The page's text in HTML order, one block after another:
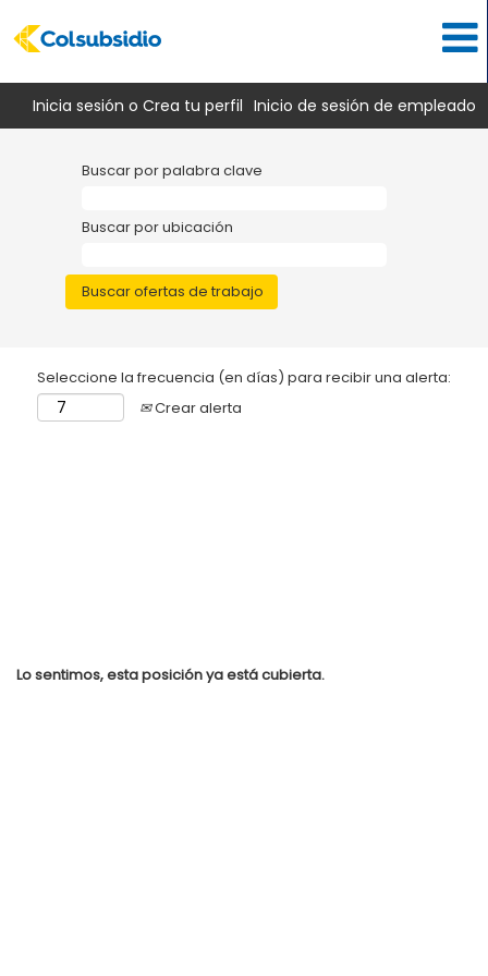
Inicia sesión o Crea tu perfil Inicio de sesión de empleado
Buscar por palabra clave
Buscar por ubicación
Seleccione la frecuencia (en días) para recibir una alerta:
Crear alerta
Lo sentimos, esta posición ya está cubierta.